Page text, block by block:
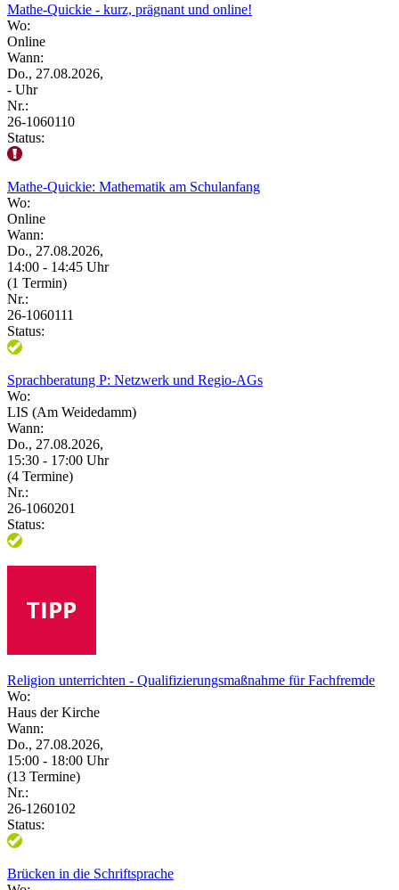
Mathe-Quickie - kurz, prägnant und online!
Wo:
Online
Wann:
Do., 27.08.2026,
- Uhr
Nr.:
26-1060110
Status:
Mathe-Quickie: Mathematik am Schulanfang
Wo:
Online
Wann:
Do., 27.08.2026,
14:00 - 14:45 Uhr
(1 Termin)
Nr.:
26-1060111
Status:
Sprachberatung P: Netzwerk und Regio-AGs
Wo:
LIS (Am Weidedamm)
Wann:
Do., 27.08.2026,
15:30 - 17:00 Uhr
(4 Termine)
Nr.:
26-1060201
Status:
Religion unterrichten - Qualifizierungsmaßnahme für Fachfremde
Wo:
Haus der Kirche
Wann:
Do., 27.08.2026,
15:00 - 18:00 Uhr
(13 Termine)
Nr.:
26-1260102
Status:
Brücken in die Schriftsprache